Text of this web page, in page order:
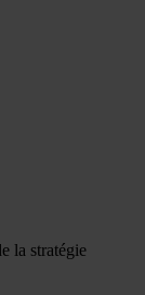
la stratégie